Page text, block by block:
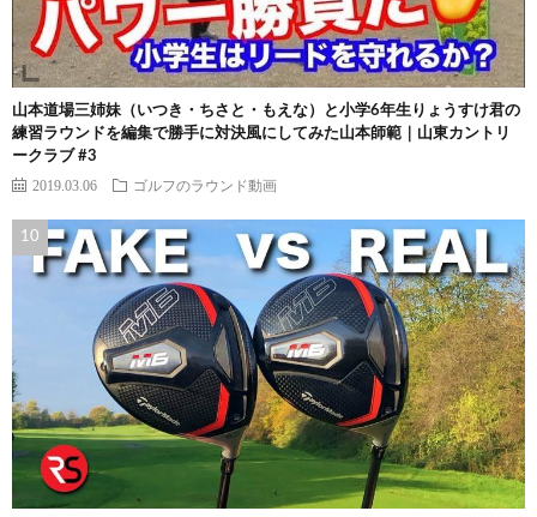
山本道場三姉妹（いつき・ちさと・もえな）と小学6年生りょうすけ君の
練習ラウンドを編集で勝手に対決風にしてみた山本師範｜山東カントリ
ークラブ #3
2019.03.06 ゴルフのラウンド動画